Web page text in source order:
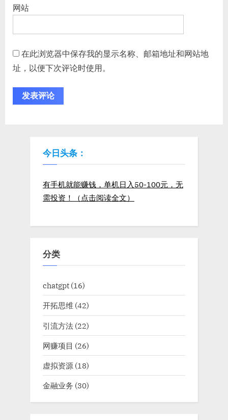
网站
在此浏览器中保存我的显示名称、邮箱地址和网站地
址，以便下次评论时使用。
今日头条：
有手机就能赚钱，单机日入50-100元，无
需投资！（点击阅读全文）
分类
chatgpt (16)
开拓思维 (42)
引流方法 (22)
网赚项目 (26)
虚拟资源 (18)
金融业务 (30)